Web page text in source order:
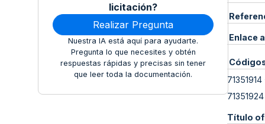
licitación?
Realizar Pregunta
Nuestra IA está aquí para ayudarte.
Pregunta lo que necesites y obtén
respuestas rápidas y precisas sin tener
que leer toda la documentación.
Enlace
71351914
71351924
Título